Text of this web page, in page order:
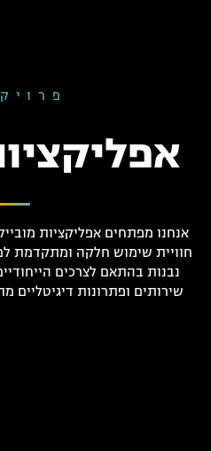
אנחנו מפתחים אפליקציות
חוויית שימוש חלקה ומתקדמת
נבנות בהתאם לצרכים
שירותים ופתרונות דיגיטליים